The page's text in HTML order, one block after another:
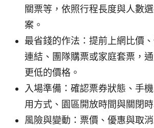
關票等，依照行程長度與人數
案。
最省錢的作法：提前上網比價
連結、團隊購票或家庭套票，
更低的價格。
入場準備：確認票券狀態、手
用方式、園區開放時間與關閉時
風險與變動：票價、優惠與取